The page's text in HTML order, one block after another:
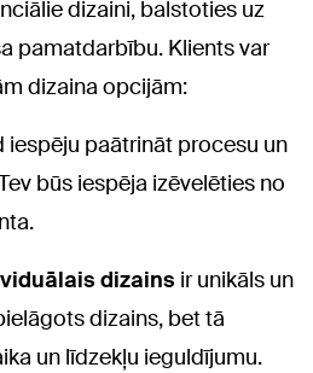
dizaini, balstoties uz
pamatdarbību. Klients var
dizaina opcijām:
iespēju paātrināt procesu un
būs iespēja izēvelēties no
dizains ir unikāls un
dizains, bet tā
un līdzekļu ieguldījumu.